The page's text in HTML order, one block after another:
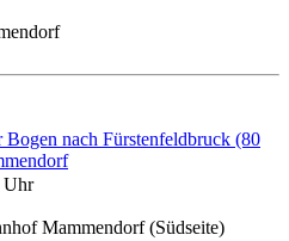
nach Fürstenfeldbruck (80
Uhr
Mammendorf (Südseite)